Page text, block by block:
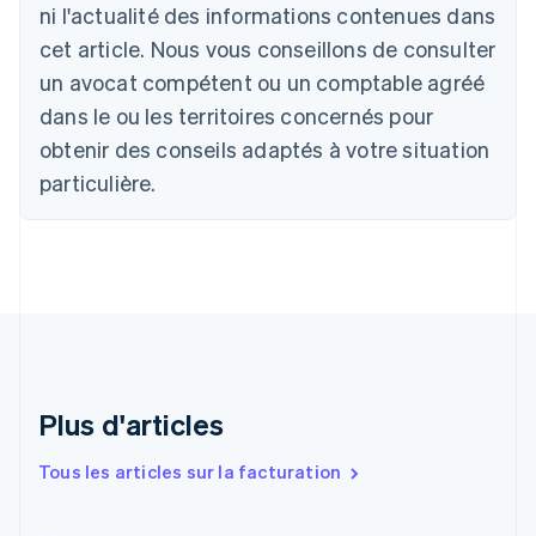
ni l'actualité des informations contenues dans
cet article. Nous vous conseillons de consulter
un avocat compétent ou un comptable agréé
dans le ou les territoires concernés pour
obtenir des conseils adaptés à votre situation
particulière.
Plus d'articles
Tous les articles sur la facturation
Belgique
Nederlands FrançaisDeutschEnglish
Brésil
Português English
Bulgarie
English
EnglishFrançais
Chine continentale
English
Espagne